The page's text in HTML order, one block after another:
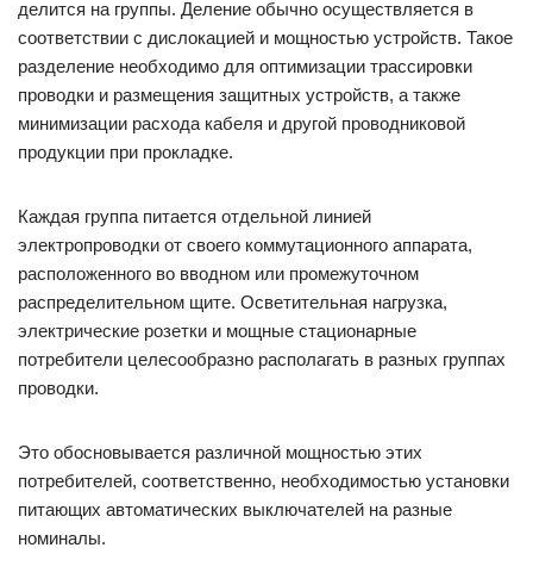
делится на группы. Деление обычно осуществляется в
соответствии с дислокацией и мощностью устройств. Такое
разделение необходимо для оптимизации трассировки
проводки и размещения защитных устройств, а также
минимизации расхода кабеля и другой проводниковой
продукции при прокладке.
Каждая группа питается отдельной линией
электропроводки от своего коммутационного аппарата,
расположенного во вводном или промежуточном
распределительном щите. Осветительная нагрузка,
электрические розетки и мощные стационарные
потребители целесообразно располагать в разных группах
проводки.
Это обосновывается различной мощностью этих
потребителей, соответственно, необходимостью установки
питающих автоматических выключателей на разные
номиналы.